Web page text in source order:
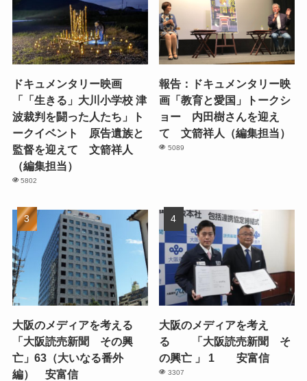
ドキュメンタリー映画
「「生きる」大川小学校 津
波裁判を闘った人たち」ト
ークイベント 原告遺族と
監督を迎えて 文箭祥人
（編集担当）
5802
報告：ドキュメンタリー映
画「教育と愛国」トークシ
ョー 内田樹さんを迎え
て 文箭祥人（編集担当）
5089
大阪のメディアを考える
「大阪読売新聞 その興
亡」63（大いなる番外
編） 安富信
大阪のメディアを考え
る 「大阪読売新聞 そ
の興亡 」 1 安富信
3307